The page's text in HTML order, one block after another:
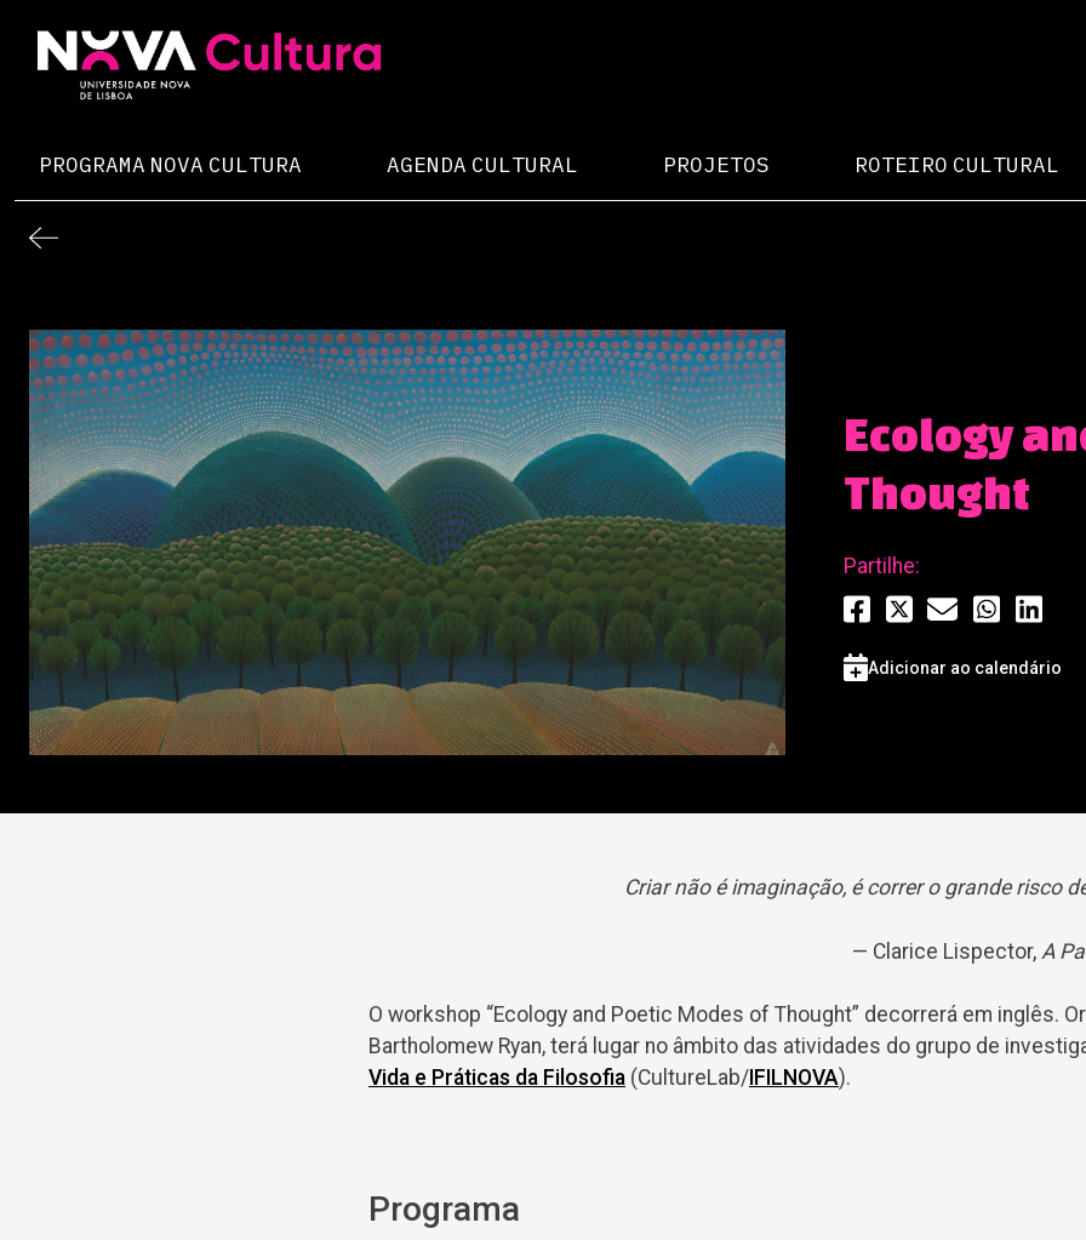
content
PROGRAMA NOVA CULTURA AGENDA CULTURAL PROJETOS ROTEIRO CULTURAL
Ecology
Thought
Partilhe:
Adicionar ao calendário
Criar não é imaginação, é correr o grande risco
— Clarice Lispector, A
O workshop “Ecology and Poetic Modes of Thought” decorrerá em inglês.
Bartholomew Ryan, terá lugar no âmbito das atividades do grupo de
Vida e Práticas da Filosofia (CultureLab/IFILNOVA).
Programa